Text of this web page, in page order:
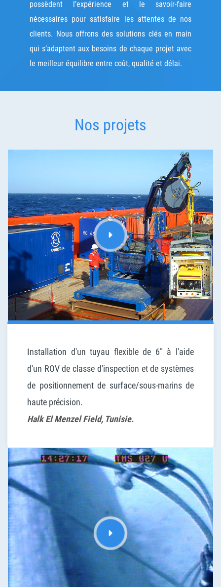
possèdent l’expérience et le savoir-faire
nécessaires pour satisfaire les attentes de nos
clients. Nous offrons des solutions clés en main
qui s’adaptent aux besoins de chaque projet avec
le meilleur équilibre entre coût, qualité et délai.
Nos projets
Installation d'un tuyau flexible de 6" à l'aide
d'un ROV de classe d'inspection et de systèmes
de positionnement de surface/sous-marins de
haute précision.
Halk El Menzel Field, Tunisie.